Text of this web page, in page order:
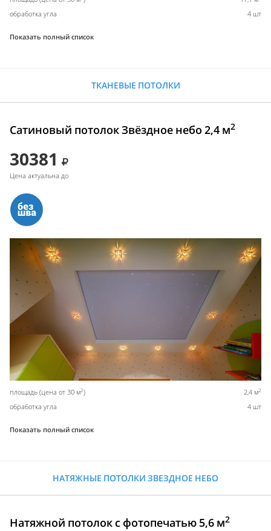
обработка угла 4 шт
Показать полный список
ТКАНЕВЫЕ ПОТОЛКИ
Сатиновый потолок Звёздное небо 2,4 м2
30381
Цена актуальна до
площадь (цена от 30 м2) 2,4 м2
обработка угла 4 шт
Показать полный список
НАТЯЖНЫЕ ПОТОЛКИ ЗВЕЗДНОЕ НЕБО
Натяжной потолок с фотопечатью 5,6 м2